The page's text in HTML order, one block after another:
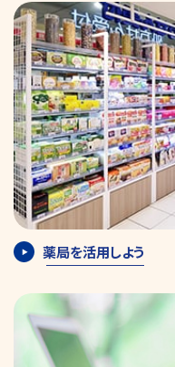
薬局を活用しよう